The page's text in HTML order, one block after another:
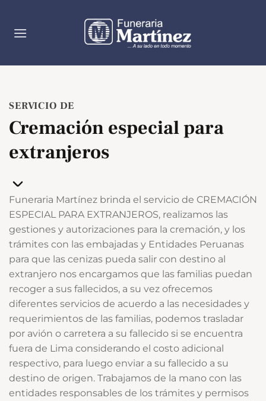
contenido
SERVICIO DE
Cremación especial para
extranjeros
Funeraria Martínez brinda el servicio de CREMACIÓN
ESPECIAL PARA EXTRANJEROS, realizamos las
gestiones y autorizaciones para la cremación, y los
trámites con las embajadas y Entidades Peruanas
para que las cenizas pueda salir con destino al
extranjero nos encargamos que las familias puedan
recoger a sus fallecidos, a su vez ofrecemos
diferentes servicios de acuerdo a las necesidades y
requerimientos de las familias, podemos trasladar
por avión o carretera a su fallecido si se encuentra
fuera de Lima considerando el costo adicional
respectivo, para luego enviar a su fallecido a su
destino de origen. Trabajamos de la mano con las
entidades responsables de los trámites y permisos